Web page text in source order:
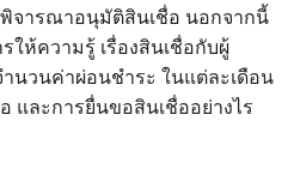
จารณาอนุมัติสินเชื่อ นอกจากนี้
ให้ความรู้ เรื่องสินเชื่อกับผู้
นวนค่าผ่อนชำระ ในแต่ละเดือน
และการยื่นขอสินเชื่ออย่างไร